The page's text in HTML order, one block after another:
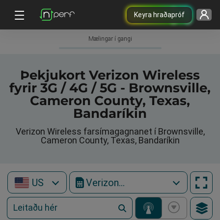
Keyra hraðapróf
Mælingar í gangi
Þekjukort Verizon Wireless
fyrir 3G / 4G / 5G - Brownsville,
Cameron County, Texas,
Bandaríkin
Verizon Wireless farsímagagnanet í Brownsville,
Cameron County, Texas, Bandaríkin
US Verizon Wireless